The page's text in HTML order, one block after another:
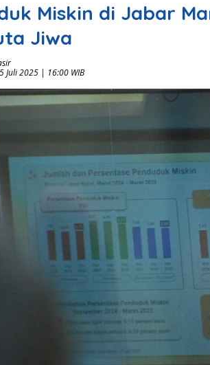
Miskin di Jabar
Jiwa
Juli 2025 | 16:00 WIB